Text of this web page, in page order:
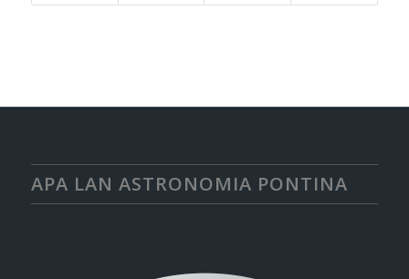
APA LAN ASTRONOMIA PONTINA